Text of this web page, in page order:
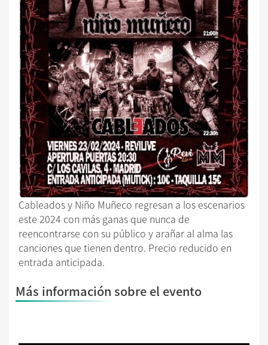
Cableados y Niño Muñeco regresan a los escenarios
este 2024 con más ganas que nunca de
reencontrarse con su público y arañar al alma las
canciones que tienen dentro. Precio reducido en
entrada anticipada.
Más información sobre el evento